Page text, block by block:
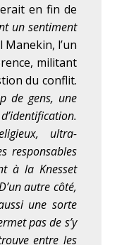
en fin de
un sentiment
Manekin, l’un
militant
du conflit.
de gens, une
ultra-
responsables
à la Knesset
autre côté,
une sorte
pas de s’y
entre les